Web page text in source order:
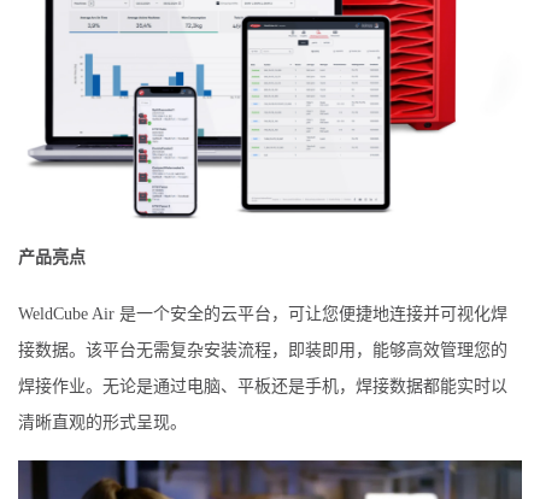
产品亮点
WeldCube Air 是一个安全的云平台，可让您便捷地连接并可视化焊
接数据。该平台无需复杂安装流程，即装即用，能够高效管理您的
焊接作业。无论是通过电脑、平板还是手机，焊接数据都能实时以
清晰直观的形式呈现。